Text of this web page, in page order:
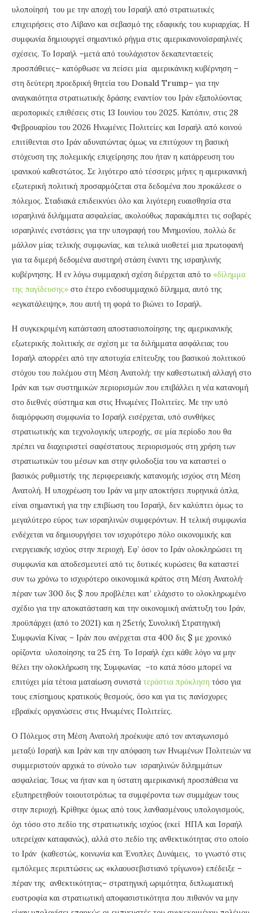
υλοποίησή του με την αποχή του Ισραήλ από στρατιωτικές
επιχειρήσεις στο Λίβανο και σεβασμό της εδαφικής του κυριαρχίας. Η
συμφωνία δημιουργεί σημαντικό ρήγμα στις αμερικανονοϊσραηλινές
σχέσεις. Το Ισραήλ –μετά από τουλάχιστον δεκαπενταετείς
προσπάθειες– κατόρθωσε να πείσει μία αμερικάνικη κυβέρνηση –
στη δεύτερη προεδρική θητεία του Donald Trump– για την
αναγκαιότητα στρατιωτικής δράσης εναντίον του Ιράν εξαπολύοντας
αεροπορικές επιθέσεις στις 13 Ιουνίου του 2025. Κατόπιν, στις 28
Φεβρουαρίου του 2026 Ηνωμένες Πολιτείες και Ισραήλ από κοινού
επιτίθενται στο Ιράν αδυνατώντας όμως να επιτύχουν τη βασική
στόχευση της πολεμικής επιχείρησης που ήταν η κατάρρευση του
ιρανικού καθεστώτος. Σε λιγότερο από τέσσερις μήνες η αμερικανική
εξωτερική πολιτική προσαρμόζεται στα δεδομένα που προκάλεσε ο
πόλεμος. Σταδιακά επιδεικνύει όλο και λιγότερη ευαισθησία στα
ισραηλινά διλήμματα ασφαλείας, ακολούθως παρακάμπτει τις σοβαρές
ισραηλινές ενστάσεις για την υπογραφή του Μνημονίου, πολλώ δε
μάλλον μίας τελικής συμφωνίας, και τελικά υιοθετεί μια πρωτοφανή
για τα διμερή δεδομένα αυστηρή στάση έναντι της ισραηλινής
κυβέρνησης. Η εν λόγω συμμαχική σχέση διέρχεται από το «δίλημμα
της παγίδευσης» στο έτερο ενδοσυμμαχικό δίλημμα, αυτό της
«εγκατάλειψης», που αυτή τη φορά το βιώνει το Ισραήλ.
Η συγκεκριμένη κατάσταση αποστασιοποίησης της αμερικανικής
εξωτερικής πολιτικής σε σχέση με τα διλήμματα ασφάλειας του
Ισραήλ απορρέει από την αποτυχία επίτευξης του βασικού πολιτικού
στόχου του πολέμου στη Μέση Ανατολή: την καθεστωτική αλλαγή στο
Ιράν και των συστημικών περιορισμών που επιβάλλει η νέα κατανομή
στο διεθνές σύστημα και στις Ηνωμένες Πολιτείες. Με την υπό
διαμόρφωση συμφωνία το Ισραήλ εισέρχεται, υπό συνθήκες
στρατιωτικής και τεχνολογικής υπεροχής, σε μία περίοδο που θα
πρέπει να διαχειριστεί σαφέστατους περιορισμούς στη χρήση των
στρατιωτικών του μέσων και στην φιλοδοξία του να καταστεί ο
βασικός ρυθμιστής της περιφερειακής κατανομής ισχύος στη Μέση
Ανατολή. Η υποχρέωση του Ιράν να μην αποκτήσει πυρηνικά όπλα,
είναι σημαντική για την επιβίωση του Ισραήλ, δεν καλύπτει όμως το
μεγαλύτερο εύρος των ισραηλινών συμφερόντων. Η τελική συμφωνία
ενδέχεται να δημιουργήσει τον ισχυρότερο πόλο οικονομικής και
ενεργειακής ισχύος στην περιοχή. Εφ’ όσον το Ιράν ολοκληρώσει τη
συμφωνία και αποδεσμευτεί από τις δυτικές κυρώσεις θα καταστεί
συν τω χρόνω το ισχυρότερο οικονομικά κράτος στη Μέση Ανατολή·
πέραν των 300 δις $ που προβλέπει κατ’ ελάχιστο το ολοκληρωμένο
σχέδιο για την αποκατάσταση και την οικονομική ανάπτυξη του Ιράν,
προϋπάρχει (από το 2021) και η 25ετής Συνολική Στρατηγική
Συμφωνία Κίνας – Ιράν που ανέρχεται στα 400 δις $ με χρονικό
ορίζοντα υλοποίησης τα 25 έτη. Το Ισραήλ έχει κάθε λόγο να μην
θέλει την ολοκλήρωση της Συμφωνίας -το κατά πόσο μπορεί να
επιτύχει μία τέτοια ματαίωση συνιστά τεράστια πρόκληση τόσο για
τους επίσημους κρατικούς θεσμούς, όσο και για τις πανίσχυρες
εβραϊκές οργανώσεις στις Ηνωμένες Πολιτείες.
Ο Πόλεμος στη Μέση Ανατολή προέκυψε από τον ανταγωνισμό
μεταξύ Ισραήλ και Ιράν και την απόφαση των Ηνωμένων Πολιτειών να
συμμεριστούν αρχικά το σύνολο των ισραηλινών διλημμάτων
ασφαλείας. Ίσως να ήταν και η ύστατη αμερικανική προσπάθεια να
εξυπηρετηθούν τοιουτοτρόπως τα συμφέροντα των συμμάχων τους
στην περιοχή. Κρίθηκε όμως από τους λανθασμένους υπολογισμούς,
όχι τόσο στο πεδίο της στρατιωτικής ισχύος (εκεί ΗΠΑ και Ισραήλ
υπερείχαν καταφανώς), αλλά στο πεδίο της ανθεκτικότητας στο οποίο
το Ιράν (καθεστώς, κοινωνία και Ένοπλες Δυνάμεις, το γνωστό στις
εμπόλεμες περιπτώσεις ως «κλαουσεβιστιανό τρίγωνο») επέδειξε –
πέραν της ανθεκτικότητας– στρατηγική ωριμότητα, διπλωματική
ευστροφία και στρατιωτική αποφασιστικότητα που πιθανόν να μην